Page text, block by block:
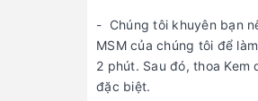
- Chúng tôi khuyên bạn
MSM của chúng tôi để
2 phút. Sau đó, thoa
đặc biệt.